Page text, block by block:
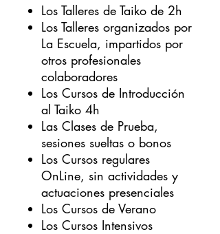
Los Talleres de Taiko de 2h
Los Talleres organizados por
La Escuela, impartidos por
otros profesionales
colaboradores
Los Cursos de Introducción
al Taiko 4h
Las Clases de Prueba,
sesiones sueltas o bonos
Los Cursos regulares
OnLine, sin actividades y
actuaciones presenciales
Los Cursos de Verano
Los Cursos Intensivos